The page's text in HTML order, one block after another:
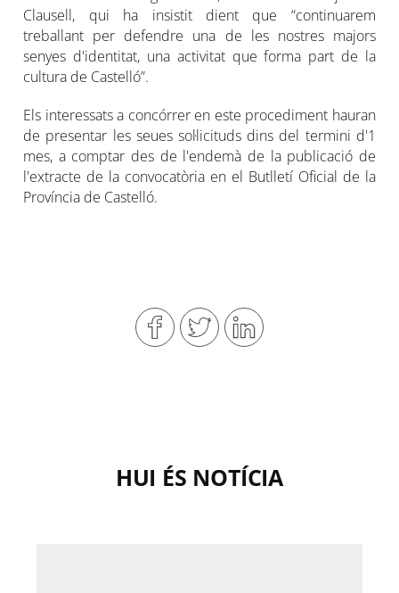
Clausell, qui ha insistit dient que “continuarem
treballant per defendre una de les nostres majors
senyes d'identitat, una activitat que forma part de la
cultura de Castelló”.
Els interessats a concórrer en este procediment hauran
de presentar les seues sol·licituds dins del termini d'1
mes, a comptar des de l'endemà de la publicació de
l'extracte de la convocatòria en el Butlletí Oficial de la
Província de Castelló.
HUI ÉS NOTÍCIA